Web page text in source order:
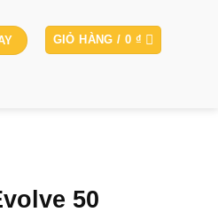
GIỎ HÀNG / 0 ₫
50